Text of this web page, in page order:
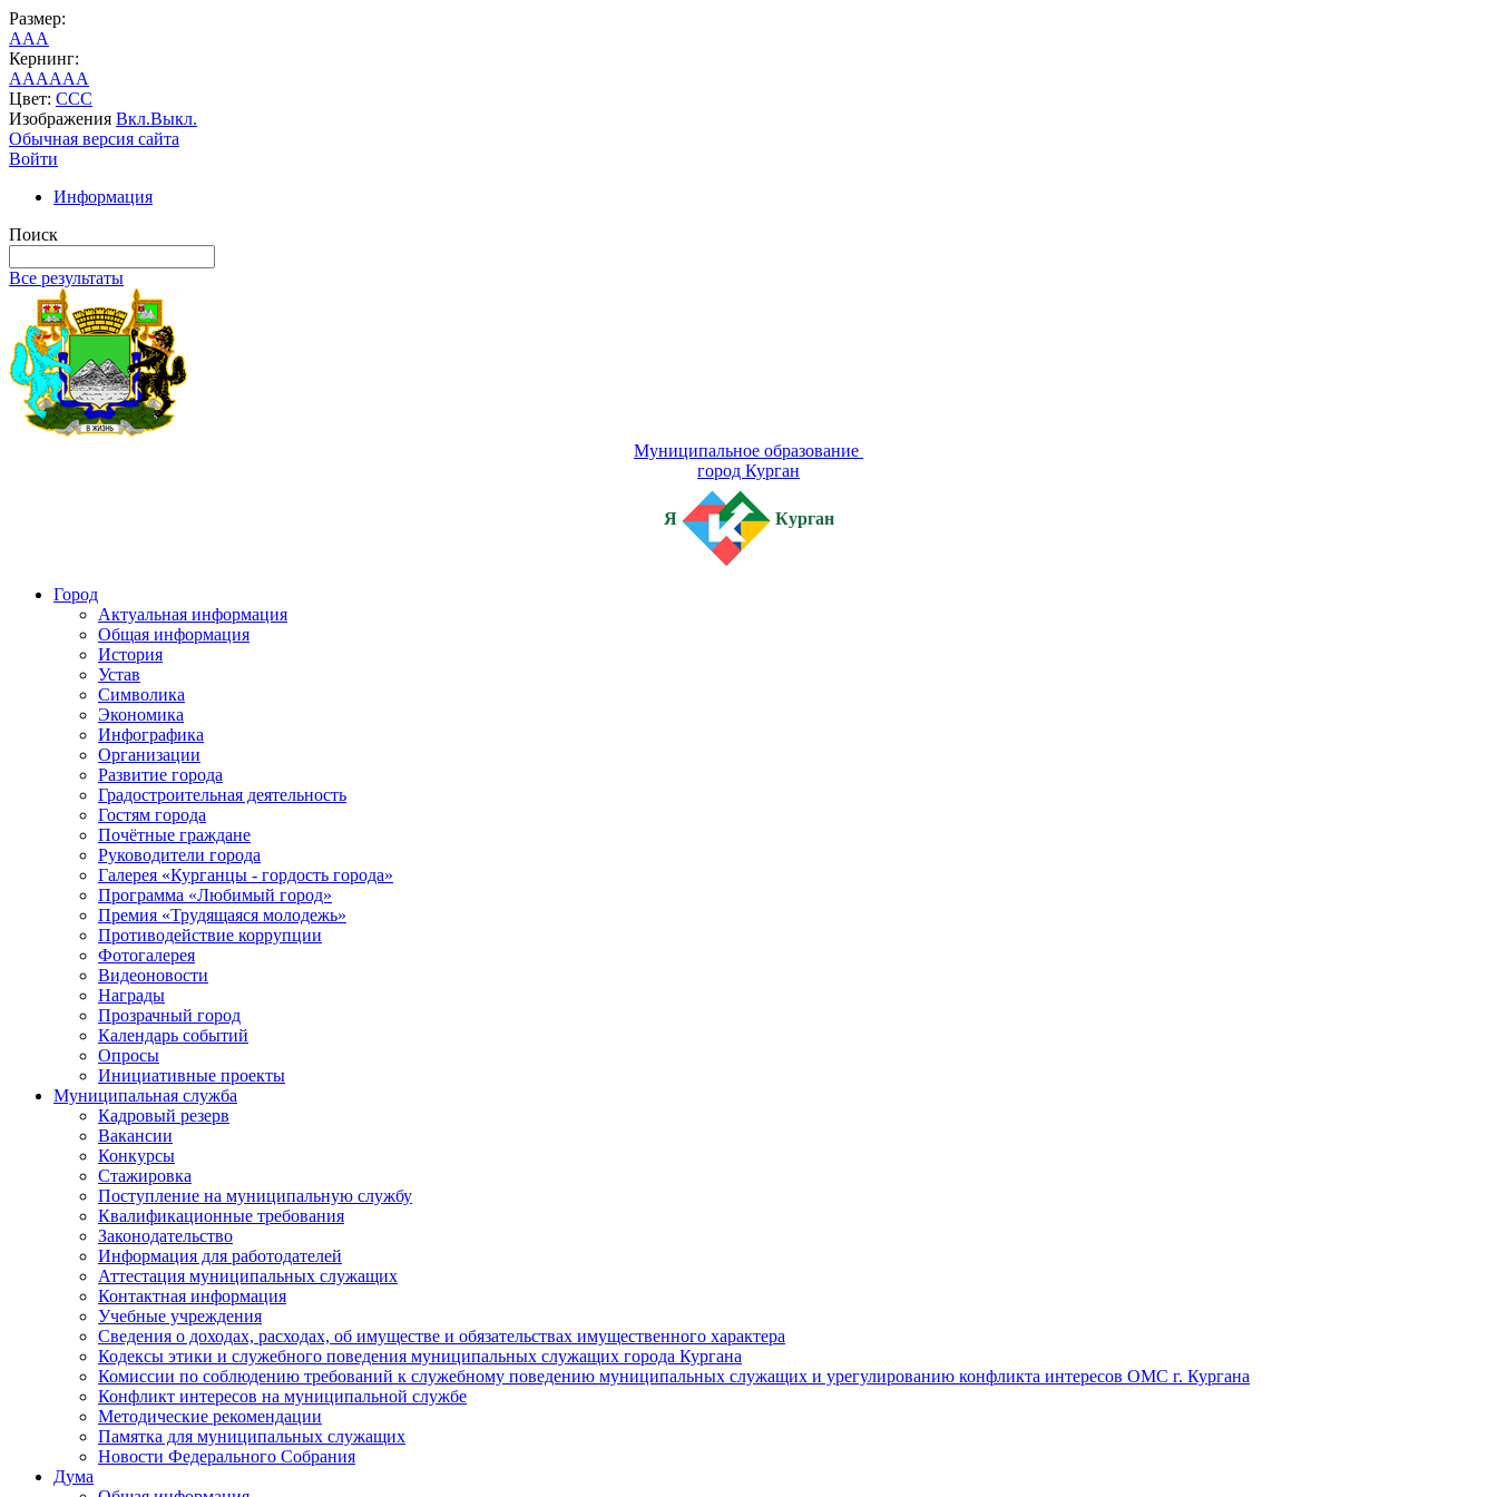
Размер:
AAA
Кернинг:
AAAAAA
Цвет: CCC
Изображения Вкл.Выкл.
Обычная версия сайта
Войти
Информация
Поиск
Все результаты
Муниципальное образование
город Курган
Я Курган
Город
Актуальная информация
Общая информация
История
Устав
Символика
Экономика
Инфографика
Организации
Развитие города
Градостроительная деятельность
Гостям города
Почётные граждане
Руководители города
Галерея «Курганцы - гордость города»
Программа «Любимый город»
Премия «Трудящаяся молодежь»
Противодействие коррупции
Фотогалерея
Видеоновости
Награды
Прозрачный город
Календарь событий
Опросы
Инициативные проекты
Муниципальная служба
Кадровый резерв
Вакансии
Конкурсы
Стажировка
Поступление на муниципальную службу
Квалификационные требования
Законодательство
Информация для работодателей
Аттестация муниципальных служащих
Контактная информация
Учебные учреждения
Сведения о доходах, расходах, об имуществе и обязательствах имущественного характера
Кодексы этики и служебного поведения муниципальных служащих города Кургана
Комиссии по соблюдению требований к служебному поведению муниципальных служащих и урегулированию конфликта интересов ОМС г. Кургана
Конфликт интересов на муниципальной службе
Методические рекомендации
Памятка для муниципальных служащих
Новости Федерального Cобрания
Дума